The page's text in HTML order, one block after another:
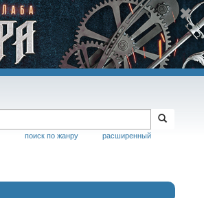
расширенный
поиск по жанру